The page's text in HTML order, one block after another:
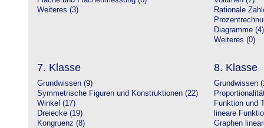
Weiteres (3)
Rationale
Diagramme (4)
Weiteres (0)
7. Klasse
Grundwissen (9)
Symmetrische Figuren und Konstruktionen (22)
Winkel (17)
Dreiecke (19)
Kongruenz (8)
8. Klasse
Grundwissen
Funktion und
lineare
Graphen